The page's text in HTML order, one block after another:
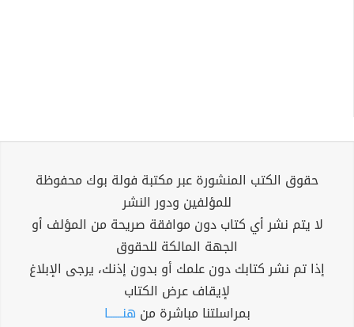
حقوق الكتب المنشورة عبر مكتبة فولة بوك محفوظة
للمؤلفين ودور النشر
لا يتم نشر أي كتاب دون موافقة صريحة من المؤلف أو
الجهة المالكة للحقوق
إذا تم نشر كتابك دون علمك أو بدون إذنك، يرجى الإبلاغ
لإيقاف عرض الكتاب
بمراسلتنا مباشرة من هنــــــا